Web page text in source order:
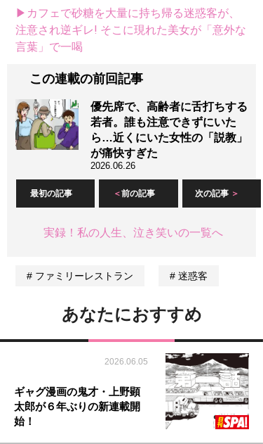
▶カフェで砂糖を大量に持ち帰る迷惑客が、
注意され逆ギレ! そこに現れた美女が「意外な
言葉」で一喝
この連載の前回記事
優先席で、高齢者に舌打ちする
若者。誰も注意できずにいた
ら…近くにいた女性の「説教」
が痛快すぎた
2026.06.26
最初の記事 前の記事 次の記事
実録！私の人生、泣き笑いの一覧へ
ファミリーレストラン 迷惑客
あなたにおすすめ
2026.06.05
ギャグ漫画の鬼才・上野顕
太郎が６年ぶりの新連載開
始！